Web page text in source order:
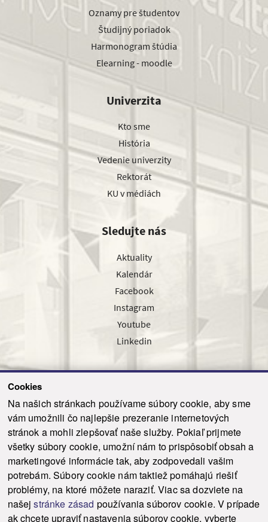
Cookies
Na našich stránkach používame súbory cookie, aby sme
vám umožnili čo najlepšie prezeranie internetových
stránok a mohli zlepšovať naše služby. Pokiaľ prijmete
všetky súbory cookie, umožní nám to prispôsobiť obsah a
marketingové informácie tak, aby zodpovedali vašim
potrebám. Súbory cookie nám taktiež pomáhajú riešiť
problémy, na ktoré môžete naraziť. Viac sa dozviete na
našejstránke zásad používania súborov cookie. V prípade
ak chcete upraviť nastavenia súborov cookie, vyberte
Oznamy pre študentov
Študijný poriadok
Harmonogram štúdia
Elearning - moodle
Univerzita
Kto sme
História
Vedenie univerzity
Rektorát
KU v médiách
Sledujte nás
Aktuality
Kalendár
Facebook
Instagram
Youtube
Linkedin
Odoslať
© 2021-2026 ku.sk. Všetky práva vyhradené. | Ochrana osobných údajov